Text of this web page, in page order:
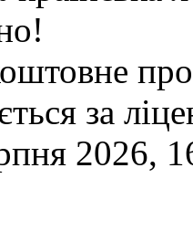
за
2026,